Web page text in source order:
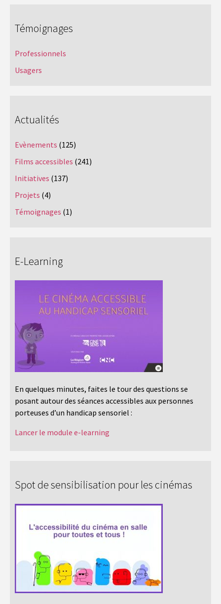
Témoignages
Professionnels
Usagers
Actualités
Evènements (125)
Films accessibles (241)
Initiatives (137)
Projets (4)
Témoignages (1)
E-Learning
En quelques minutes, faites le tour des questions se
posant autour des séances accessibles aux personnes
porteuses d’un handicap sensoriel :
Lancer le module e-learning
Spot de sensibilisation pour les cinémas